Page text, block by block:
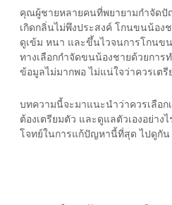
คุณผู้ชายหลายคนที่พยายามกำจัดปั
เกิดกลิ่นไม่พึงประสงค์ โกนขนน้อ
ดูเข้ม หนา และขึ้นไวจนการโกนข
ทางเลือกกำจัดขนน้องชายด้วยการ
ข้อมูลไม่มากพอ ไม่แน่ใจว่าควรเตรี
บทความนี้จะมาแนะนำว่าควรเลือ
ต้องเตรียมตัว และดูแลตัวเองอย่าง
โจทย์ในการแก้ปัญหานี้ที่สุด ไปดูกัน